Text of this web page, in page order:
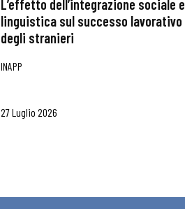
L’effetto dell’integrazione sociale e
linguistica sul successo lavorativo
degli stranieri
INAPP
27 Luglio 2026